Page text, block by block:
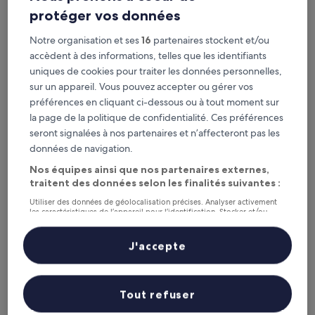
Best Western Plus Coco Palu
Best Western Plus Coco Palu
Hébergement
3.5 étoiles
À 2,2 km de : Aéroport de Palu Mutiara (PLW)
8.0
Très
bien,
(22 avis)
8,0/10 Très bien (22 avis)
Le
nouveau
prix
40 €
40 €
taxes et frais compris
9 août - 10 août
Khas Palu Hotel
protéger vos données
Notre organisation et ses16 partenaires stockent et/ou
accèdent à des informations, telles que les identifiants
uniques de cookies pour traiter les données personnelles,
sur un appareil. Vous pouvez accepter ou gérer vos
préférences en cliquant ci-dessous ou à tout moment sur
la page de la politique de confidentialité. Ces préférences
seront signalées à nos partenaires et n’affecteront pas les
données de navigation.
Nos équipes ainsi que nos partenaires externes,
traitent des données selon les finalités suivantes :
Utiliser des données de géolocalisation précises. Analyser activement
les caractéristiques de l’appareil pour l’identification. Stocker et/ou
personnalisés, mesure de performance des publicités et du contenu,
études d’audience et développement de services.
Liste de nos partenaires (fournisseurs)
Tout refuser
J'accepte